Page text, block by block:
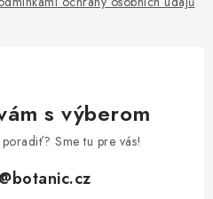
s výberom
Sme tu pre vás!
@botanic.cz